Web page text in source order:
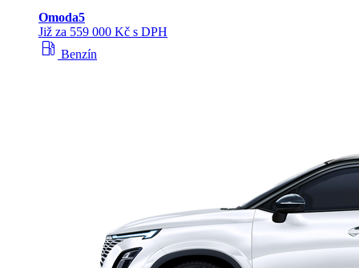
Omoda5
Již za 559 000 Kč s DPH
local_gas_station Benzín